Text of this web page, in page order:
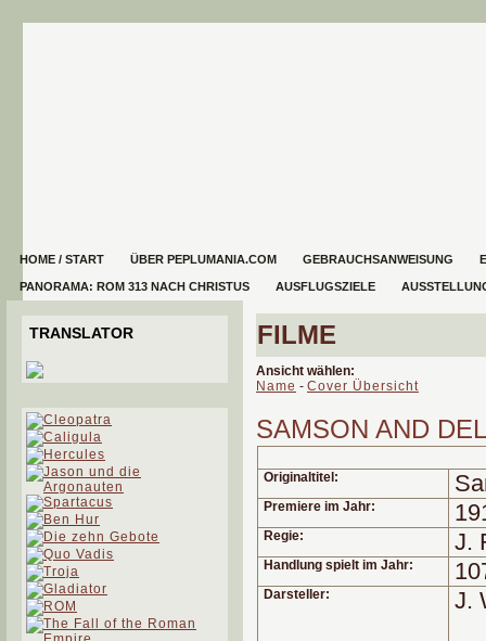
HOME / START ÜBER PEPLUMANIA.COM GEBRAUCHSANWEISUNG
PANORAMA: ROM 313 NACH CHRISTUS AUSFLUGSZIELE
TRANSLATOR FILME
Ansicht wählen:
Name - Cover Übersicht
SAMSON AND
Originaltitel:
Premiere im Jahr:
Regie: J.
Handlung spielt im Jahr:
Darsteller: J.